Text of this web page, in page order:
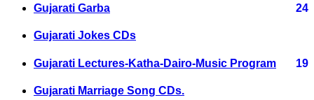
Gujarati Garba 24
Gujarati Jokes CDs
Gujarati Lectures-Katha-Dairo-Music Program 19
Gujarati Marriage Song CDs.